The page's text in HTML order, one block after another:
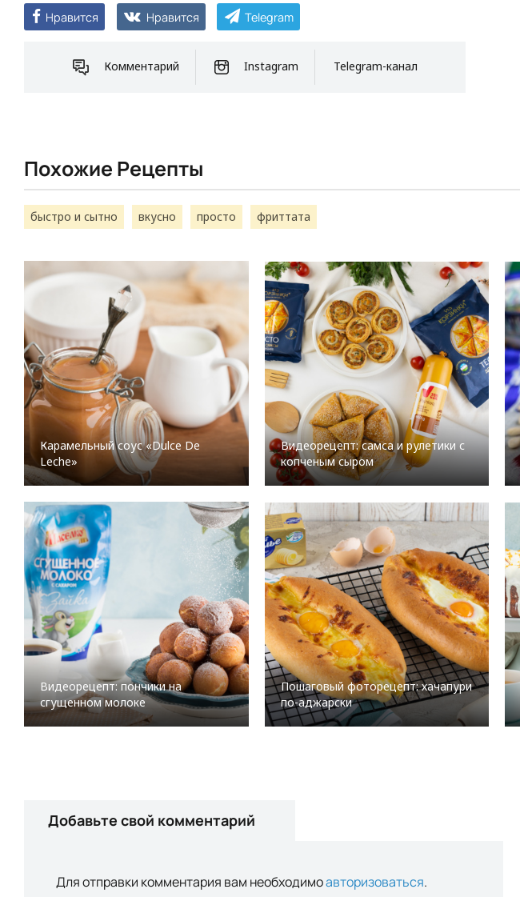
Нравится Нравится Telegram
Комментарий Instagram Telegram-канал
Похожие Рецепты
быстро и сытно вкусно просто фриттата
Карамельный соус «Dulce De
Leche»
Видеорецепт: самса и рулетики с
копченым сыром
Видеорецепт: пончики на
сгущенном молоке
Пошаговый фоторецепт: хачапури
по-аджарски
Добавьте свой комментарий
Для отправки комментария вам необходимоавторизоваться.